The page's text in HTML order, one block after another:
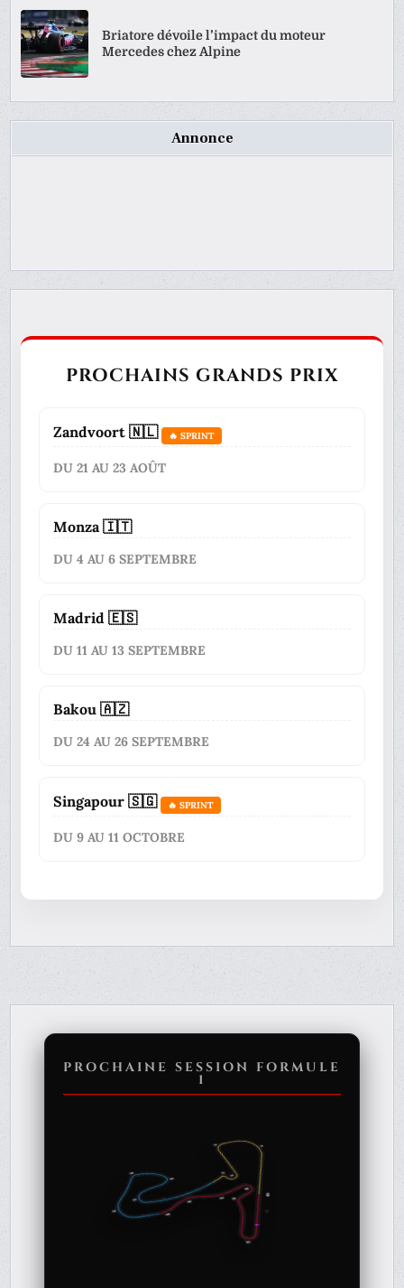
Briatore dévoile l’impact du moteur
Mercedes chez Alpine
Annonce
PROCHAINS GRANDS PRIX
Zandvoort 🇳🇱 🔥 SPRINT
DU 21 AU 23 AOÛT
Monza 🇮🇹
DU 4 AU 6 SEPTEMBRE
Madrid 🇪🇸
DU 11 AU 13 SEPTEMBRE
Bakou 🇦🇿
DU 24 AU 26 SEPTEMBRE
Singapour 🇸🇬 🔥 SPRINT
DU 9 AU 11 OCTOBRE
PROCHAINE SESSION FORMULE
1